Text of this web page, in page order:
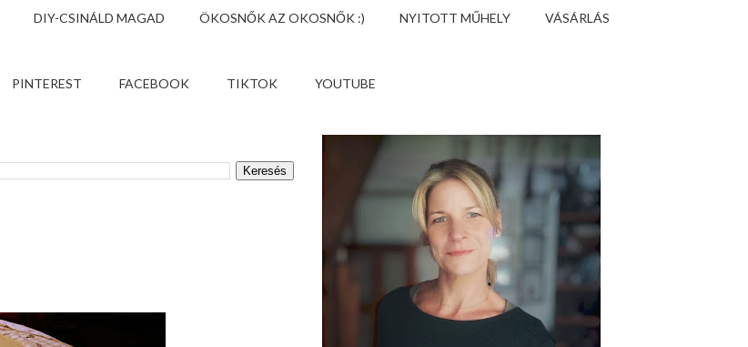
DIY-CSINÁLD MAGAD ÖKOSNŐK AZ OKOSNŐK :) NYITOTT MŰHELY VÁSÁRLÁS
PINTEREST FACEBOOK TIKTOK YOUTUBE